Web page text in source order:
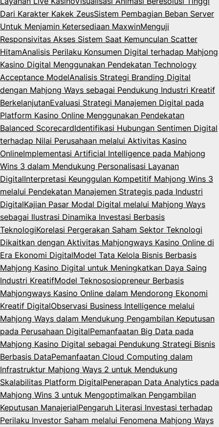
Dari Karakter Kakek ZeusSistem Pembagian Beban Server
Untuk Menjamin Ketersediaan MaxwinMenguji
Responsivitas Akses Sistem Saat Kemunculan Scatter
HitamAnalisis Perilaku Konsumen Digital terhadap Mahjong
Kasino Digital Menggunakan Pendekatan Technology
Acceptance ModelAnalisis Strategi Branding Digital
dengan Mahjong Ways sebagai Pendukung Industri Kreatif
BerkelanjutanEvaluasi Strategi Manajemen Digital pada
Platform Kasino Online Menggunakan Pendekatan
Balanced ScorecardIdentifikasi Hubungan Sentimen Digital
terhadap Nilai Perusahaan melalui Aktivitas Kasino
OnlineImplementasi Artificial Intelligence pada Mahjong
Wins 3 dalam Mendukung Personalisasi Layanan
DigitalInterpretasi Keunggulan Kompetitif Mahjong Wins 3
melalui Pendekatan Manajemen Strategis pada Industri
DigitalKajian Pasar Modal Digital melalui Mahjong Ways
sebagai Ilustrasi Dinamika Investasi Berbasis
TeknologiKorelasi Pergerakan Saham Sektor Teknologi
Dikaitkan dengan Aktivitas Mahjongways Kasino Online di
Era Ekonomi DigitalModel Tata Kelola Bisnis Berbasis
Mahjong Kasino Digital untuk Meningkatkan Daya Saing
Industri KreatifModel Teknososiopreneur Berbasis
Mahjongways Kasino Online dalam Mendorong Ekonomi
Kreatif DigitalObservasi Business Intelligence melalui
Mahjong Ways dalam Mendukung Pengambilan Keputusan
pada Perusahaan DigitalPemanfaatan Big Data pada
Mahjong Kasino Digital sebagai Pendukung Strategi Bisnis
Berbasis DataPemanfaatan Cloud Computing dalam
Infrastruktur Mahjong Ways 2 untuk Mendukung
Skalabilitas Platform DigitalPenerapan Data Analytics pada
Mahjong Wins 3 untuk Mengoptimalkan Pengambilan
Keputusan ManajerialPengaruh Literasi Investasi terhadap
Perilaku Investor Saham melalui Fenomena Mahjong Ways